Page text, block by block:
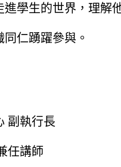
學生的世界，理解
仁踴躍參與。
副執行長
任講師